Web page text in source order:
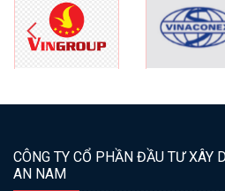
CÔNG TY CỔ PHẦN ĐẦU TƯ XÂY
AN NAM